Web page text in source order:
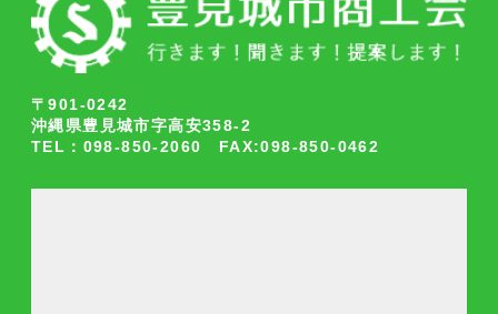
〒901-0242
沖縄県豊見城市字高安358-2
TEL：098-850-2060 FAX:098-850-0462